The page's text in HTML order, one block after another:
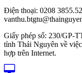
Điện thoại: 0208
Giấy phép số: 230/GP-
tỉnh Thái Nguyên về
hợp trên Internet.